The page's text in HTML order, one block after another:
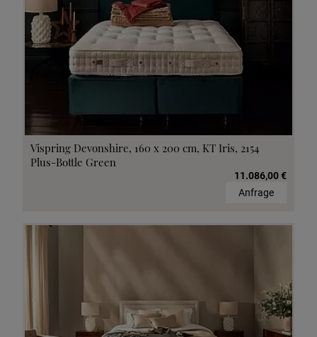
Vispring Devonshire, 160 x 200 cm, KT Iris, 2154
Plus-Bottle Green
11.086,00 €
Anfrage